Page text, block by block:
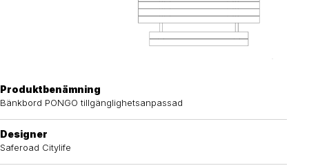
Produktbenämning
Bänkbord PONGO tillgänglighetsanpassad
Designer
Saferoad Citylife